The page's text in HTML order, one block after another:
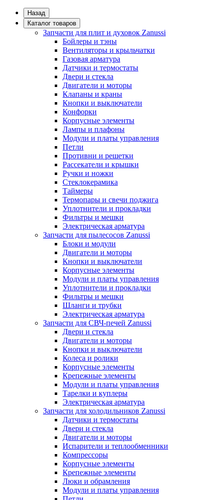
Назад
Каталог товаров
Запчасти для плит и духовок Zanussi
Бойлеры и тэны
Вентиляторы и крыльчатки
Газовая арматура
Датчики и термостаты
Двери и стекла
Двигатели и моторы
Клапаны и краны
Кнопки и выключатели
Конфорки
Корпусные элементы
Лампы и плафоны
Модули и платы управления
Петли
Противни и решетки
Рассекатели и крышки
Ручки и ножки
Стеклокерамика
Таймеры
Термопары и свечи поджига
Уплотнители и прокладки
Фильтры и мешки
Электрическая арматура
Запчасти для пылесосов Zanussi
Блоки и модули
Двигатели и моторы
Кнопки и выключатели
Корпусные элементы
Модули и платы управления
Уплотнители и прокладки
Фильтры и мешки
Шланги и трубки
Электрическая арматура
Запчасти для СВЧ-печей Zanussi
Двери и стекла
Двигатели и моторы
Кнопки и выключатели
Колеса и ролики
Корпусные элементы
Крепежные элементы
Модули и платы управления
Тарелки и куплеры
Электрическая арматура
Запчасти для холодильников Zanussi
Датчики и термостаты
Двери и стекла
Двигатели и моторы
Испарители и теплообменники
Компрессоры
Корпусные элементы
Крепежные элементы
Люки и обрамления
Модули и платы управления